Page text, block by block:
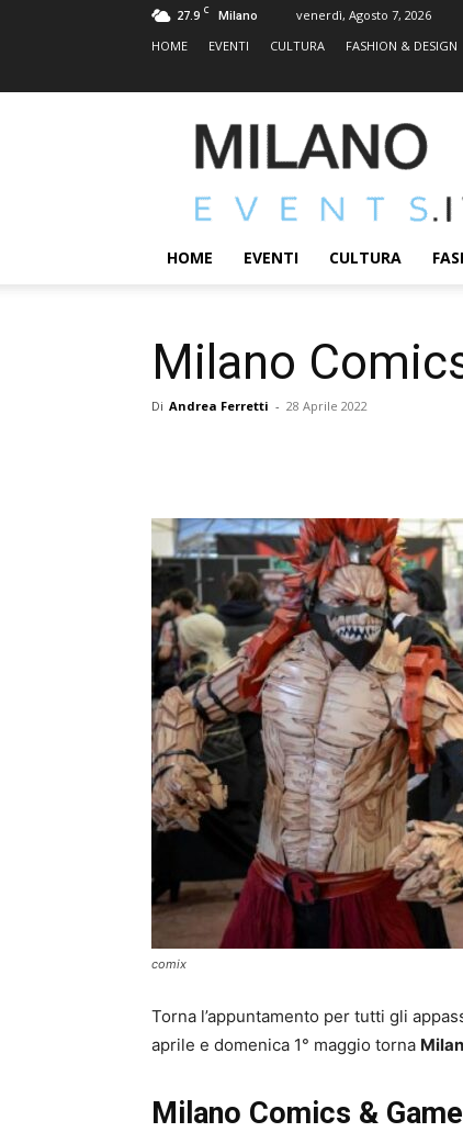
27.9 C Milano venerdì, Agosto 7, 2026
HOME
EVENTI CULTURA FASHION & DESIGN
MILANOEVENTS.IT
|
2.0
ed
Eventi
HOME EVENTI CULTURA
Milano
Di Andrea Ferretti - 28 Aprile 2022
comix
Torna l’appuntamento per tutti gli
aprile e domenica 1° maggio torna
Milano Comics &